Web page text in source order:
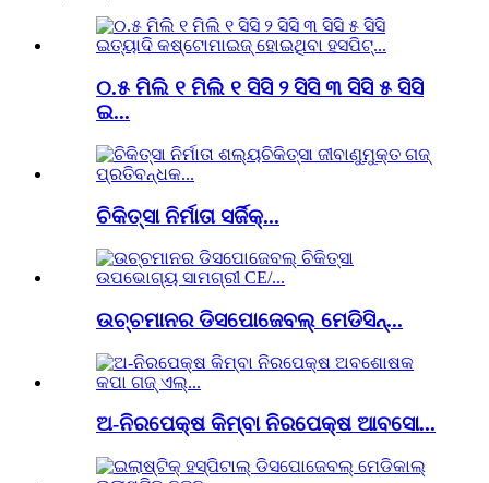
୦.୫ ମିଲି ୧ ମିଲି ୧ ସିସି ୨ ସିସି ୩ ସିସି ୫ ସିସି
ଇ...
ଚିକିତ୍ସା ନିର୍ମାତା ସର୍ଜିକ୍...
ଉଚ୍ଚମାନର ଡିସପୋଜେବଲ୍ ମେଡିସିନ୍...
ଅ-ନିରପେକ୍ଷ କିମ୍ବା ନିରପେକ୍ଷ ଆବସୋ...